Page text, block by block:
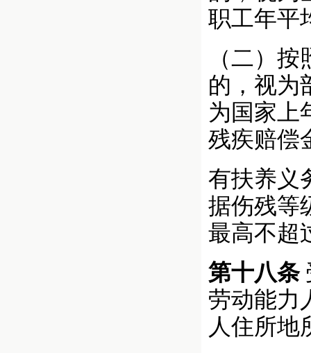
职工年平
（二）
的，视为
为国家上
残疾赔偿
有扶养义
据伤残等
最高不超
第十八条
劳动能力
人住所地